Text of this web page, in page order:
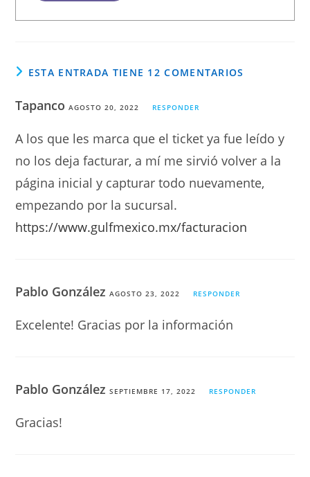
ESTA ENTRADA TIENE 12 COMENTARIOS
TapancoAGOSTO 20, 2022 RESPONDER
A los que les marca que el ticket ya fue leído y
no los deja facturar, a mí me sirvió volver a la
página inicial y capturar todo nuevamente,
empezando por la sucursal.
https://www.gulfmexico.mx/facturacion
Pablo GonzálezAGOSTO 23, 2022 RESPONDER
Excelente! Gracias por la información
Pablo GonzálezSEPTIEMBRE 17, 2022 RESPONDER
Gracias!